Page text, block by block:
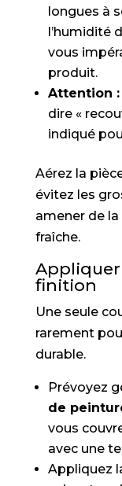
longues à
l’humidité
vous
produit.
Attention :
dire «
indiqué
Aérez la
évitez les
amener de
fraîche.
Appliquer
finition
Une seule
rarement
durable.
Prévoyez
de
vous
avec une
Appliquez